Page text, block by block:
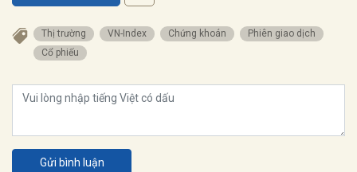
Thị trường VN-Index Chứng khoán
Phiên giao dịch
Cổ phiếu
Gửi bình luận